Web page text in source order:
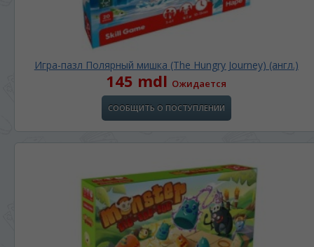
Игра-пазл Полярный мишка (The Hungry Journey) (англ.)
145 mdl Ожидается
СООБЩИТЬ О ПОСТУПЛЕНИИ